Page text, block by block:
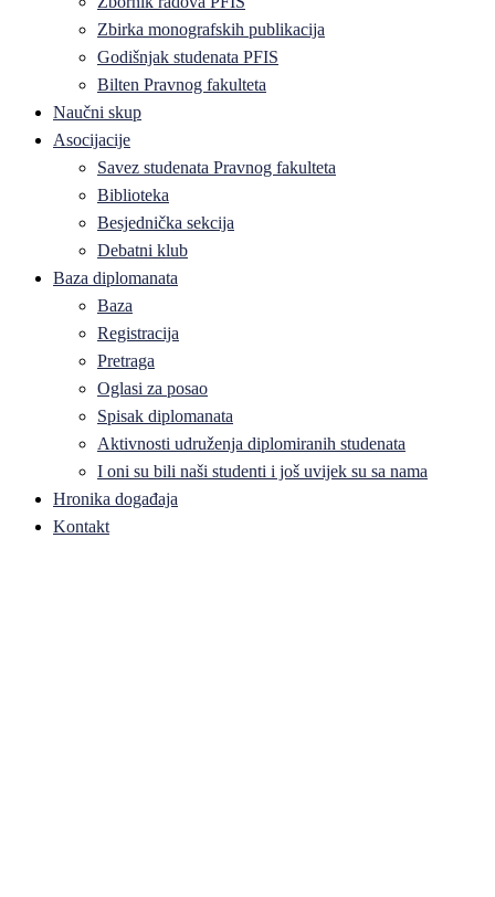
Zbirka monografskih publikacija
Godišnjak studenata PFIS
Bilten Pravnog fakulteta
Naučni skup
Asocijacije
Savez studenata Pravnog fakulteta
Biblioteka
Besjednička sekcija
Debatni klub
Baza diplomanata
Baza
Registracija
Pretraga
Oglasi za posao
Spisak diplomanata
Aktivnosti udruženja diplomiranih studenata
I oni su bili naši studenti i još uvijek su sa nama
Hronika događaja
Kontakt